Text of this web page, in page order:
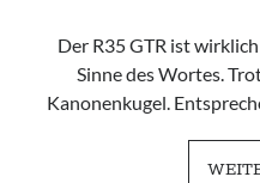
Der R35 GTR ist
Sinne des Wortes.
Kanonenkugel.